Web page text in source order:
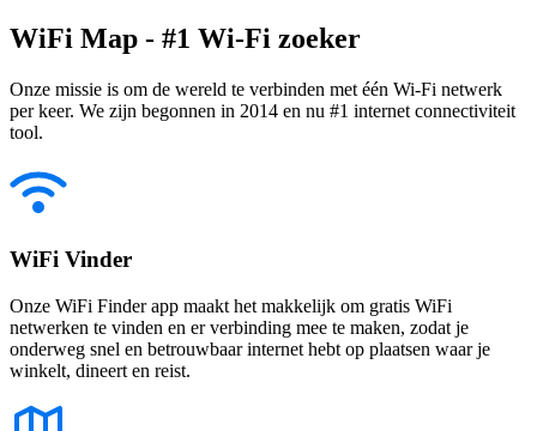
WiFi Map - #1 Wi-Fi zoeker
Onze missie is om de wereld te verbinden met één Wi-Fi netwerk
per keer. We zijn begonnen in 2014 en nu #1 internet connectiviteit
tool.
WiFi Vinder
Onze WiFi Finder app maakt het makkelijk om gratis WiFi
netwerken te vinden en er verbinding mee te maken, zodat je
onderweg snel en betrouwbaar internet hebt op plaatsen waar je
winkelt, dineert en reist.